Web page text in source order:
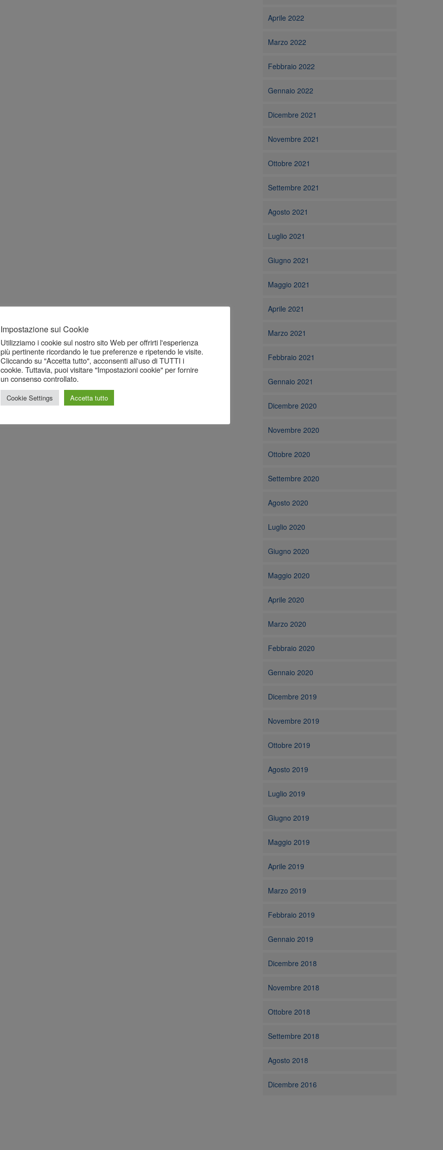
Aprile 2022
Marzo 2022
Febbraio 2022
Gennaio 2022
Dicembre 2021
Novembre 2021
Ottobre 2021
Settembre 2021
Agosto 2021
Luglio 2021
Giugno 2021
Maggio 2021
Aprile 2021
Marzo 2021
Febbraio 2021
Gennaio 2021
Dicembre 2020
Novembre 2020
Ottobre 2020
Settembre 2020
Agosto 2020
Luglio 2020
Giugno 2020
Maggio 2020
Aprile 2020
Marzo 2020
Febbraio 2020
Gennaio 2020
Dicembre 2019
Novembre 2019
Ottobre 2019
Agosto 2019
Luglio 2019
Giugno 2019
Maggio 2019
Aprile 2019
Marzo 2019
Febbraio 2019
Gennaio 2019
Dicembre 2018
Novembre 2018
Ottobre 2018
Settembre 2018
Agosto 2018
Dicembre 2016
Impostazione sui Cookie
Utilizziamo i cookie sul nostro sito Web per offrirti l'esperienza
più pertinente ricordando le tue preferenze e ripetendo le visite.
Cliccando su "Accetta tutto", acconsenti all'uso di TUTTI i
cookie. Tuttavia, puoi visitare "Impostazioni cookie" per fornire
un consenso controllato.
Cookie Settings Accetta tutto